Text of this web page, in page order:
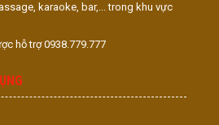
karaoke, bar,... trong khu vực
hỗ trợ 0938.779.777